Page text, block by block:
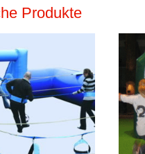
Produkte